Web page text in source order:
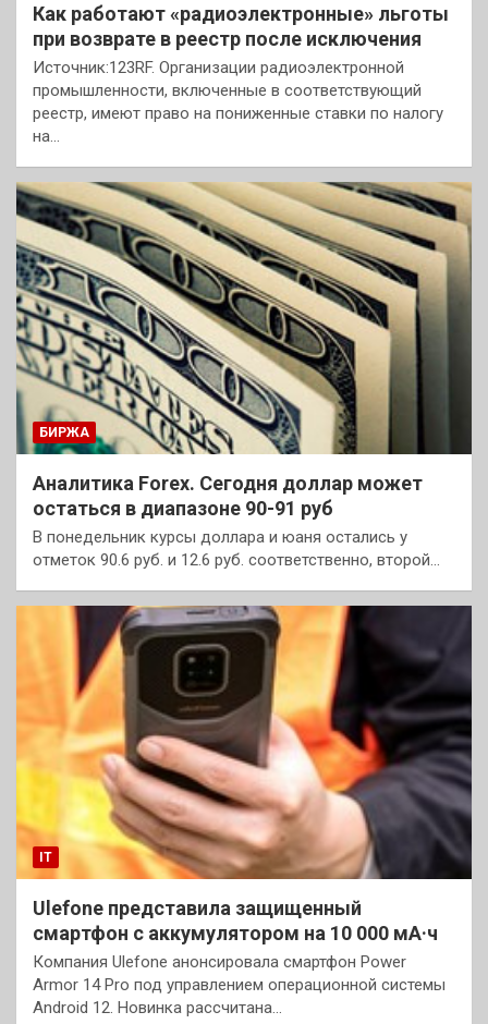
Как работают «радиоэлектронные» льготы
при возврате в реестр после исключения
Источник:123RF. Организации радиоэлектронной
промышленности, включенные в соответствующий
реестр, имеют право на пониженные ставки по налогу
на…
БИРЖА
Аналитика Forex. Сегодня доллар может
остаться в диапазоне 90-91 руб
В понедельник курсы доллара и юаня остались у
отметок 90.6 руб. и 12.6 руб. соответственно, второй…
IT
Ulefone представила защищенный
смартфон с аккумулятором на 10 000 мА·ч
Компания Ulefone анонсировала смартфон Power
Armor 14 Pro под управлением операционной системы
Android 12. Новинка рассчитана…